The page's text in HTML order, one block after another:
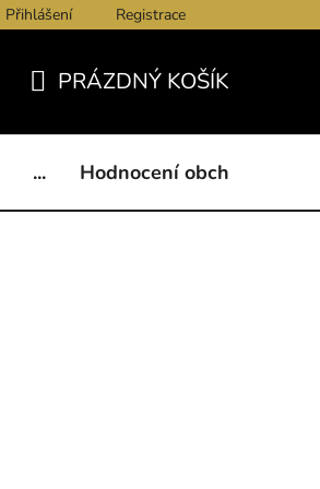
Kontakty Obchodní podmínky
Přihlášení Registrace
KOŠÍK
PRÁZDNÝ KOŠÍK
... Hodnocení obchodu